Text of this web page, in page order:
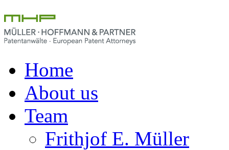
Home
About us
Team
Frithjof E. Müller